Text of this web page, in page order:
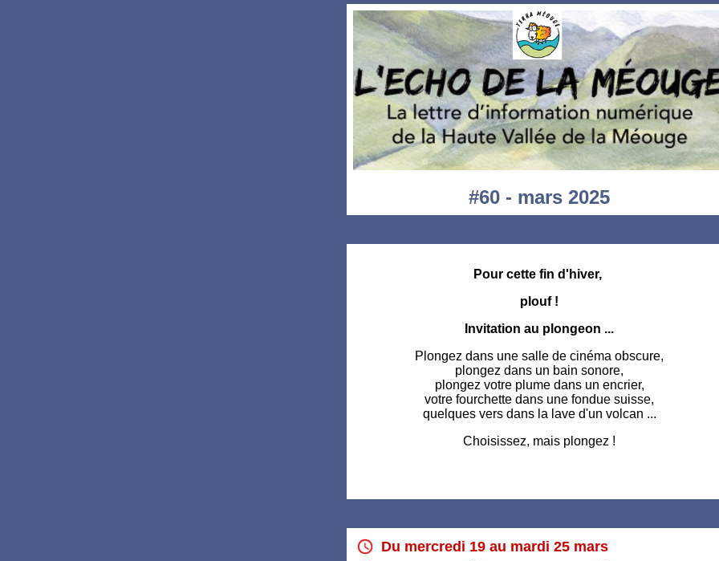
#60 - mars 2025
Pour cette fin d'hiver,
plouf !
Invitation au plongeon ...
Plongez dans une salle de cinéma obscure,
plongez dans un bain sonore,
plongez votre plume dans un encrier,
votre fourchette dans une fondue suisse,
quelques vers dans la lave d'un volcan ...
Choisissez, mais plongez !
Du mercredi 19 au mardi 25 mars